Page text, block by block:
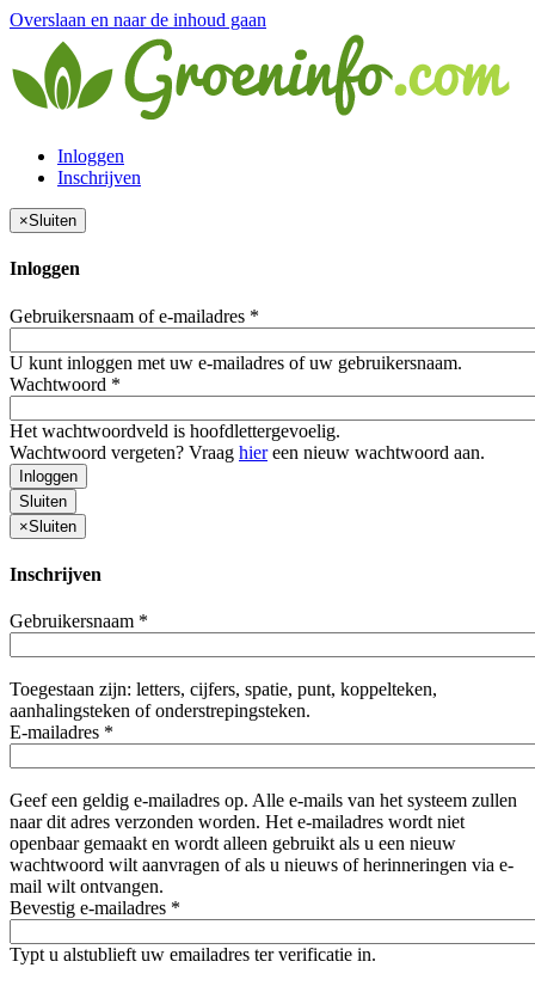
Overslaan en naar de inhoud gaan
Inloggen
Inschrijven
×Sluiten
Inloggen
Gebruikersnaam of e-mailadres *
U kunt inloggen met uw e-mailadres of uw gebruikersnaam.
Wachtwoord *
Het wachtwoordveld is hoofdlettergevoelig.
Wachtwoord vergeten? Vraag hiereen nieuw wachtwoord aan.
Inloggen
Sluiten
×Sluiten
Inschrijven
Gebruikersnaam *
Toegestaan zijn: letters, cijfers, spatie, punt, koppelteken,
aanhalingsteken of onderstrepingsteken.
E-mailadres *
Geef een geldig e-mailadres op. Alle e-mails van het systeem zullen
naar dit adres verzonden worden. Het e-mailadres wordt niet
openbaar gemaakt en wordt alleen gebruikt als u een nieuw
wachtwoord wilt aanvragen of als u nieuws of herinneringen via e-
mail wilt ontvangen.
Bevestig e-mailadres *
Typt u alstublieft uw emailadres ter verificatie in.